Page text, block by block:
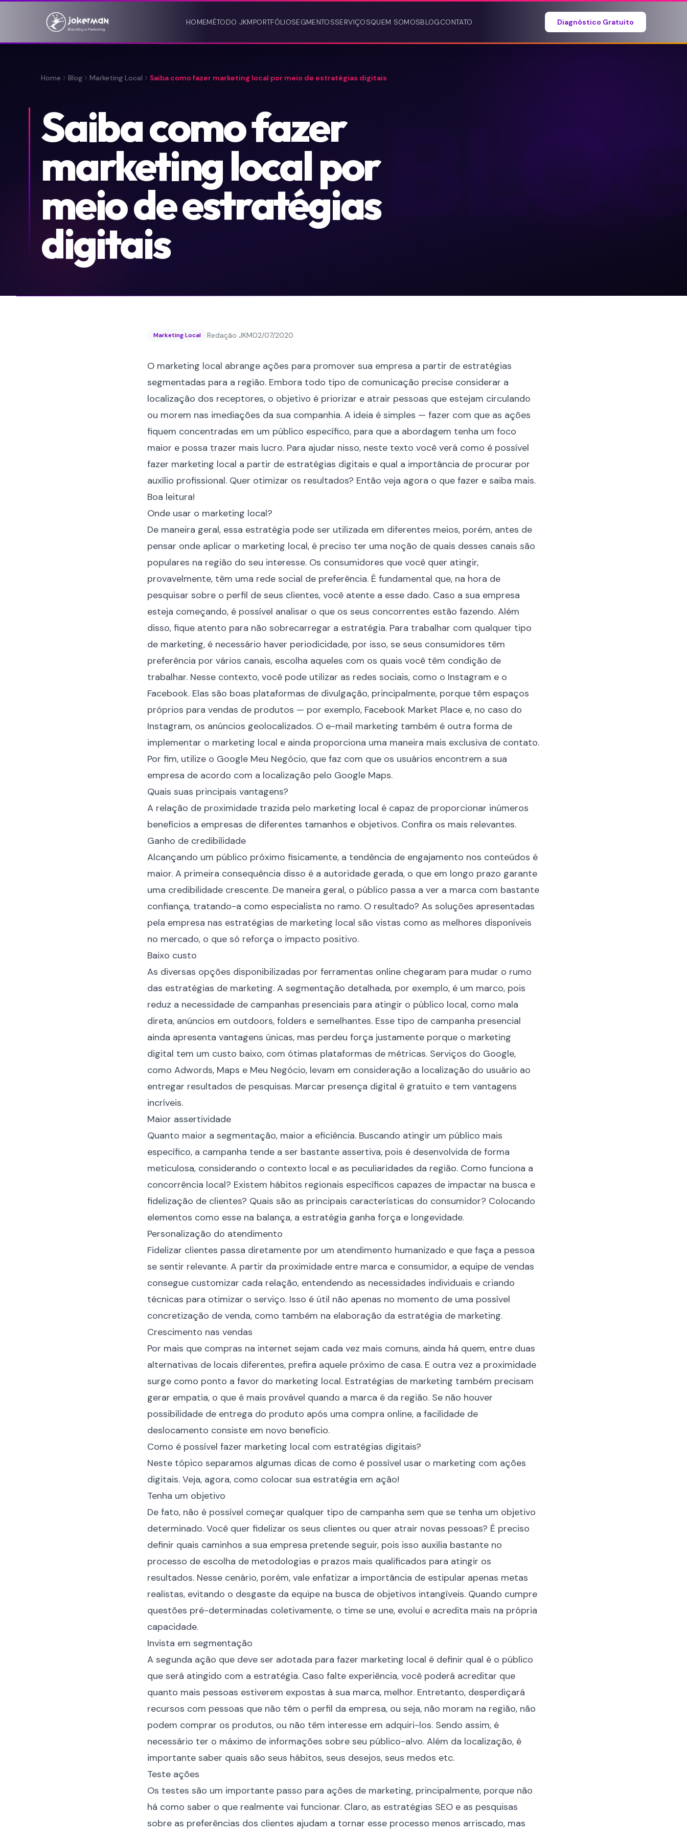
HOMEMÉTODO JKMPORTFÓLIOSEGMENTOSSERVIÇOSQUEM SOMOSBLOGCONTATO Diagnóstico Gratuito
Home Blog Marketing Local Saiba como fazer marketing local por meio de estratégias digitais
Saiba como fazer
marketing local por
meio de estratégias
digitais
Marketing Local Redação JKM02/07/2020
O marketing local abrange ações para promover sua empresa a partir de estratégias
segmentadas para a região. Embora todo tipo de comunicação precise considerar a
localização dos receptores, o objetivo é priorizar e atrair pessoas que estejam circulando
ou morem nas imediações da sua companhia. A ideia é simples — fazer com que as ações
fiquem concentradas em um público específico, para que a abordagem tenha um foco
maior e possa trazer mais lucro. Para ajudar nisso, neste texto você verá como é possível
fazer marketing local a partir de estratégias digitais e qual a importância de procurar por
auxílio profissional. Quer otimizar os resultados? Então veja agora o que fazer e saiba mais.
Boa leitura!
Onde usar o marketing local?
De maneira geral, essa estratégia pode ser utilizada em diferentes meios, porém, antes de
pensar onde aplicar o marketing local, é preciso ter uma noção de quais desses canais são
populares na região do seu interesse. Os consumidores que você quer atingir,
provavelmente, têm uma rede social de preferência. É fundamental que, na hora de
pesquisar sobre o perfil de seus clientes, você atente a esse dado. Caso a sua empresa
esteja começando, é possível analisar o que os seus concorrentes estão fazendo. Além
disso, fique atento para não sobrecarregar a estratégia. Para trabalhar com qualquer tipo
de marketing, é necessário haver periodicidade, por isso, se seus consumidores têm
preferência por vários canais, escolha aqueles com os quais você têm condição de
trabalhar. Nesse contexto, você pode utilizar as redes sociais, como o Instagram e o
Facebook. Elas são boas plataformas de divulgação, principalmente, porque têm espaços
próprios para vendas de produtos — por exemplo, Facebook Market Place e, no caso do
Instagram, os anúncios geolocalizados. O e-mail marketing também é outra forma de
implementar o marketing local e ainda proporciona uma maneira mais exclusiva de contato.
Por fim, utilize o Google Meu Negócio, que faz com que os usuários encontrem a sua
empresa de acordo com a localização pelo Google Maps.
Quais suas principais vantagens?
A relação de proximidade trazida pelo marketing local é capaz de proporcionar inúmeros
benefícios a empresas de diferentes tamanhos e objetivos. Confira os mais relevantes.
Ganho de credibilidade
Alcançando um público próximo fisicamente, a tendência de engajamento nos conteúdos é
maior. A primeira consequência disso é a autoridade gerada, o que em longo prazo garante
uma credibilidade crescente. De maneira geral, o público passa a ver a marca com bastante
confiança, tratando-a como especialista no ramo. O resultado? As soluções apresentadas
pela empresa nas estratégias de marketing local são vistas como as melhores disponíveis
no mercado, o que só reforça o impacto positivo.
Baixo custo
As diversas opções disponibilizadas por ferramentas online chegaram para mudar o rumo
das estratégias de marketing. A segmentação detalhada, por exemplo, é um marco, pois
reduz a necessidade de campanhas presenciais para atingir o público local, como mala
direta, anúncios em outdoors, folders e semelhantes. Esse tipo de campanha presencial
ainda apresenta vantagens únicas, mas perdeu força justamente porque o marketing
digital tem um custo baixo, com ótimas plataformas de métricas. Serviços do Google,
como Adwords, Maps e Meu Negócio, levam em consideração a localização do usuário ao
entregar resultados de pesquisas. Marcar presença digital é gratuito e tem vantagens
incríveis.
Maior assertividade
Quanto maior a segmentação, maior a eficiência. Buscando atingir um público mais
específico, a campanha tende a ser bastante assertiva, pois é desenvolvida de forma
meticulosa, considerando o contexto local e as peculiaridades da região. Como funciona a
concorrência local? Existem hábitos regionais específicos capazes de impactar na busca e
fidelização de clientes? Quais são as principais características do consumidor? Colocando
elementos como esse na balança, a estratégia ganha força e longevidade.
Personalização do atendimento
Fidelizar clientes passa diretamente por um atendimento humanizado e que faça a pessoa
se sentir relevante. A partir da proximidade entre marca e consumidor, a equipe de vendas
consegue customizar cada relação, entendendo as necessidades individuais e criando
técnicas para otimizar o serviço. Isso é útil não apenas no momento de uma possível
concretização de venda, como também na elaboração da estratégia de marketing.
Crescimento nas vendas
Por mais que compras na internet sejam cada vez mais comuns, ainda há quem, entre duas
alternativas de locais diferentes, prefira aquele próximo de casa. E outra vez a proximidade
surge como ponto a favor do marketing local. Estratégias de marketing também precisam
gerar empatia, o que é mais provável quando a marca é da região. Se não houver
possibilidade de entrega do produto após uma compra online, a facilidade de
deslocamento consiste em novo benefício.
Como é possível fazer marketing local com estratégias digitais?
Neste tópico separamos algumas dicas de como é possível usar o marketing com ações
digitais. Veja, agora, como colocar sua estratégia em ação!
Tenha um objetivo
De fato, não é possível começar qualquer tipo de campanha sem que se tenha um objetivo
determinado. Você quer fidelizar os seus clientes ou quer atrair novas pessoas? É preciso
definir quais caminhos a sua empresa pretende seguir, pois isso auxilia bastante no
processo de escolha de metodologias e prazos mais qualificados para atingir os
resultados. Nesse cenário, porém, vale enfatizar a importância de estipular apenas metas
realistas, evitando o desgaste da equipe na busca de objetivos intangíveis. Quando cumpre
questões pré-determinadas coletivamente, o time se une, evolui e acredita mais na própria
capacidade.
Invista em segmentação
A segunda ação que deve ser adotada para fazer marketing local é definir qual é o público
que será atingido com a estratégia. Caso falte experiência, você poderá acreditar que
quanto mais pessoas estiverem expostas à sua marca, melhor. Entretanto, desperdiçará
recursos com pessoas que não têm o perfil da empresa, ou seja, não moram na região, não
podem comprar os produtos, ou não têm interesse em adquiri-los. Sendo assim, é
necessário ter o máximo de informações sobre seu público-alvo. Além da localização, é
importante saber quais são seus hábitos, seus desejos, seus medos etc.
Teste ações
Os testes são um importante passo para ações de marketing, principalmente, porque não
há como saber o que realmente vai funcionar. Claro, as estratégias SEO e as pesquisas
sobre as preferências dos clientes ajudam a tornar esse processo menos arriscado, mas